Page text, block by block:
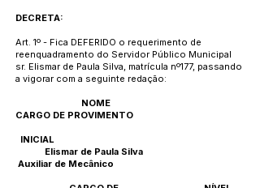
DECRETA:
Art. 1º - Fica DEFERIDO o requerimento de
reenquadramento do Servidor Público Municipal
sr. Elismar de Paula Silva, matrícula nº177, passando
a vigorar com a seguinte redação:
NOME
CARGO DE PROVIMENTO
INICIAL
Elismar de Paula Silva
Auxiliar de Mecânico